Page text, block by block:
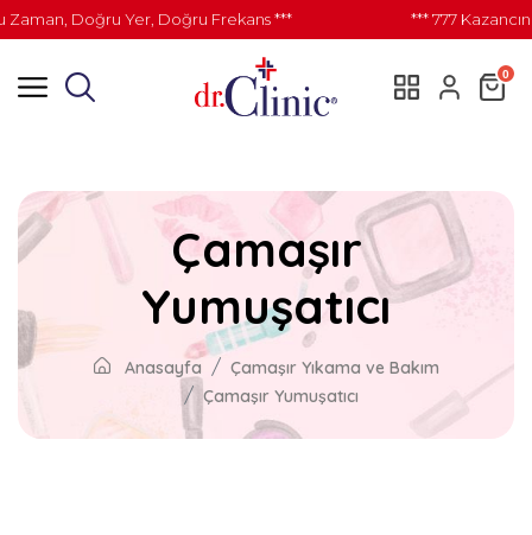
Doğru Yer, Doğru Frekans *** *** 777
0
Çamaşır
Yumuşatıcı
Anasayfa
Çamaşır Yıkama ve Bakım
Çamaşır Yumuşatıcı